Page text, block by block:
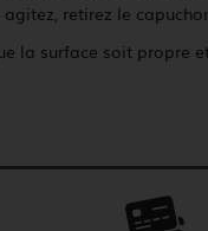
retirez le
la surface soit